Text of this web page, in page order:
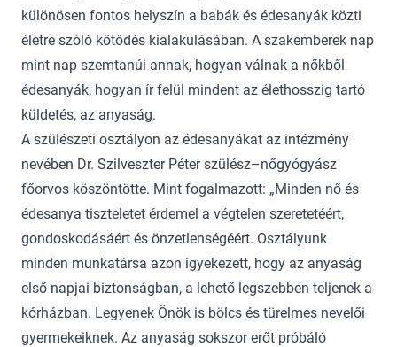
különösen fontos helyszín a babák és édesanyák közti
életre szóló kötődés kialakulásában. A szakemberek nap
mint nap szemtanúi annak, hogyan válnak a nőkből
édesanyák, hogyan ír felül mindent az élethosszig tartó
küldetés, az anyaság.
A szülészeti osztályon az édesanyákat az intézmény
nevében Dr. Szilveszter Péter szülész–nőgyógyász
főorvos köszöntötte. Mint fogalmazott: „Minden nő és
édesanya tiszteletet érdemel a végtelen szeretetéért,
gondoskodásáért és önzetlenségéért. Osztályunk
minden munkatársa azon igyekezett, hogy az anyaság
első napjai biztonságban, a lehető legszebben teljenek a
kórházban. Legyenek Önök is bölcs és türelmes nevelői
gyermekeiknek. Az anyaság sokszor erőt próbáló